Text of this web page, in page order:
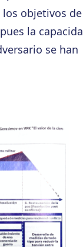
objetivos de
la
se han